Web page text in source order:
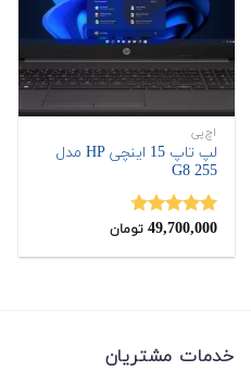
اچ‌پی
لپ تاپ 15 اینچی HP مدل
255 G8
نمره4.67
49,700,000 تومان
خدمات مشتریان